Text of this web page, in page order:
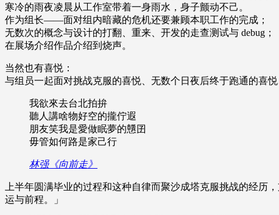
寒冷的雨夜凌晨从工作室带着一身雨水，身子颤动不己。
作为组长——面对组内暗藏的危机还要兼顾本职工作的完成；
无数次的概念与设计的打翻、重来、开发的走查测试与 debug；
在展场介绍作品介绍到烧声。
当然也有喜悦：
与组员一起面对挑战克服的喜悦、无数个日夜后终于跑通的喜
我欲來去台北拍拚
聽人講啥物好空的攏佇遐
朋友笑我是愛做眠夢的戇囝
毋管如何路是家己行
林强《向前走》
上半年圆满毕业的过程和这种自律而聚沙成塔克服挑战的经
运与前程。」